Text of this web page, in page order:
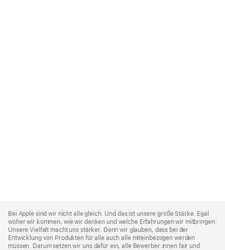
Footer
Bei Apple sind wir nicht alle gleich. Und das ist unsere große Stärke. Egal
woher wir kommen, wie wir denken und welche Erfahrungen wir mitbringen:
Unsere Vielfalt macht uns stärker. Denn wir glauben, dass bei der
Entwicklung von Produkten für alle auch alle miteinbezogen werden
müssen. Darum setzen wir uns dafür ein, alle Bewerber:innen fair und